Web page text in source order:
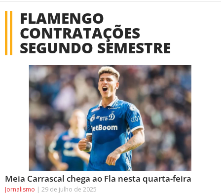
FLAMENGO
CONTRATAÇÕES
SEGUNDO SEMESTRE
Meia Carrascal chega ao Fla nesta quarta-feira
Jornalismo 29 de julho de 2025